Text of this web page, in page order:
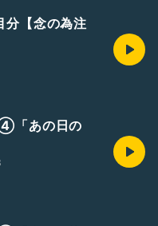
分【念の為注
「あの日の